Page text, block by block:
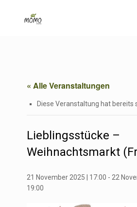
« Alle Veranstaltungen
Diese Veranstaltung hat bereits
Lieblingsstücke –
Weihnachtsmarkt
21 November 2025 | 17:00 - 22
19:00